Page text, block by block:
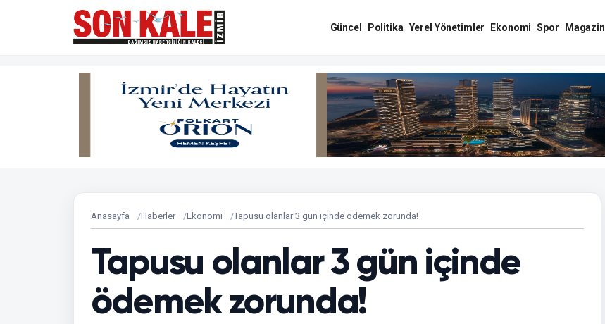
Güncel Politika Yerel Yönetimler Ekonomi Spor Magazin
Anasayfa Haberler Ekonomi Tapusu olanlar 3 gün içinde ödemek zorunda!
Tapusu olanlar 3 gün içinde
ödemek zorunda!